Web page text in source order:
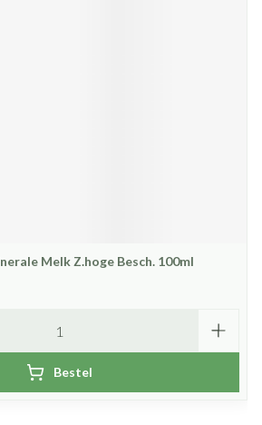
Melk Z.hoge Besch. 100ml
Bestel